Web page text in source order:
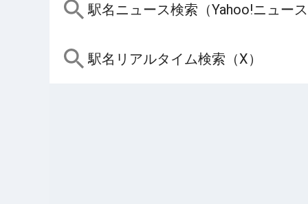
駅名ニュース検索（Yahoo!ニュー
駅名リアルタイム検索（X）